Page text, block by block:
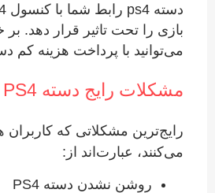
می‌توانید با پرداخت هزینه کم
مشکلات رایج دسته PS4
رایج‌ترین مشکلاتی که کاربران
می‌کنند، عبارت‌اند از:
روشن نشدن دسته PS4